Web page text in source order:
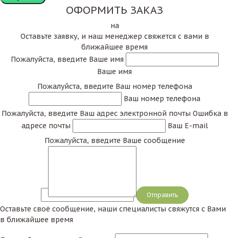
ОФОРМИТЬ ЗАКАЗ
на
Оставьте заявку, и наш менеджер свяжется с вами в
ближайшее время
Пожалуйста, введите Ваше имя
Ваше имя
Пожалуйста, введите Ваш номер телефона
Ваш номер телефона
Пожалуйста, введите Ваш адрес электронной почты Ошибка в
адресе почты
Ваш E-mail
Пожалуйста, введите Ваше сообщение
Сообщение
Оставьте своё сообщение, наши специалисты свяжутся с Вами
в ближайшее время